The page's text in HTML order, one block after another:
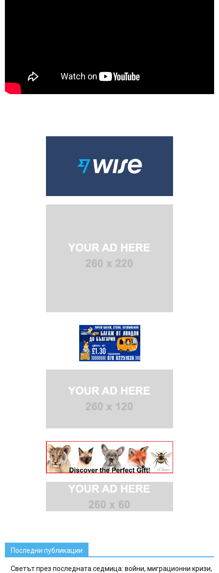
Последни публикации
Светът през последната седмица: войни, миграционни кризи,